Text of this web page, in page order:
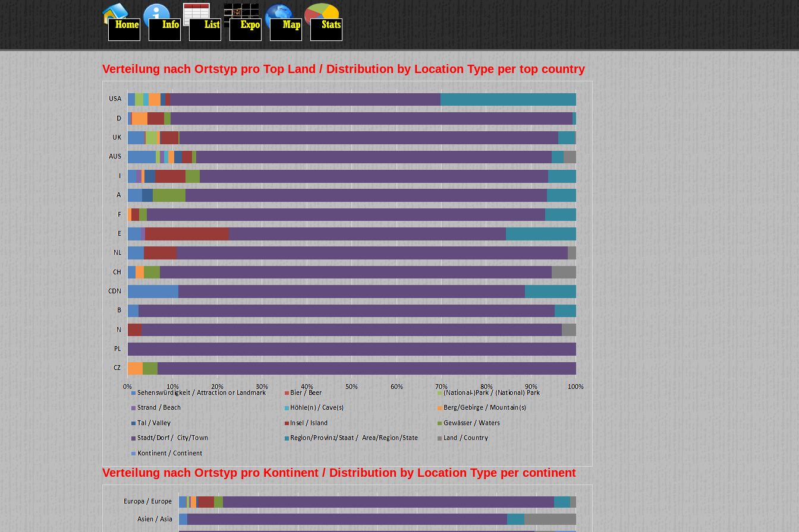
Verteilung nach Ortstyp pro Top Land / Distribution by Location Type per top country
Verteilung nach Ortstyp pro Kontinent / Distribution by Location Type per continent